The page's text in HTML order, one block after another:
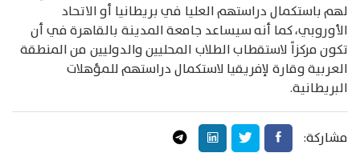
لهم باستكمال دراستهم العليا في بريطانيا أو الاتحاد
الأوروبي، كما أنه سيساعد جامعة المدينة بالقاهرة في أن
تكون مركزاً لاستقطاب الطلاب المحليين والدوليين من المنطقة
العربية وقارة لإفريقيا لاستكمال دراستهم للمؤهلات
البريطانية.
مشاركة: